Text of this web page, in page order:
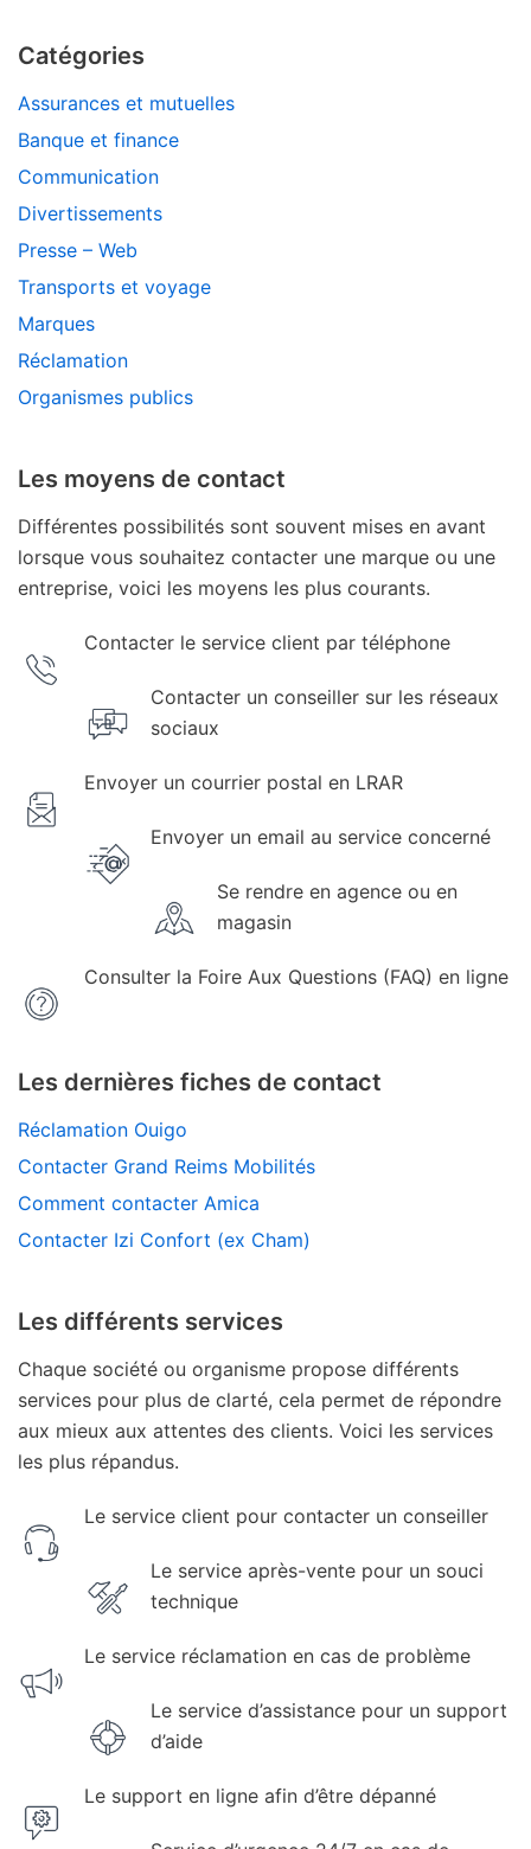
Catégories
Assurances et mutuelles
Banque et finance
Communication
Divertissements
Presse – Web
Transports et voyage
Marques
Réclamation
Organismes publics
Les moyens de contact
Différentes possibilités sont souvent mises en avant
lorsque vous souhaitez contacter une marque ou une
entreprise, voici les moyens les plus courants.
Contacter le service client par téléphone
Contacter un conseiller sur les réseaux
sociaux
Envoyer un courrier postal en LRAR
Envoyer un email au service concerné
Se rendre en agence ou en
magasin
Consulter la Foire Aux Questions (FAQ) en ligne
Les dernières fiches de contact
Réclamation Ouigo
Contacter Grand Reims Mobilités
Comment contacter Amica
Contacter Izi Confort (ex Cham)
Les différents services
Chaque société ou organisme propose différents
services pour plus de clarté, cela permet de répondre
aux mieux aux attentes des clients. Voici les services
les plus répandus.
Le service client pour contacter un conseiller
Le service après-vente pour un souci
technique
Le service réclamation en cas de problème
Le service d’assistance pour un support
d’aide
Le support en ligne afin d’être dépanné